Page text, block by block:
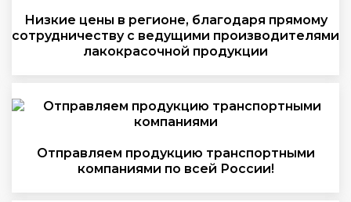
Низкие цены в регионе, благодаря прямому
сотрудничеству с ведущими производителями
лакокрасочной продукции
Отправляем продукцию транспортными
компаниями по всей России!